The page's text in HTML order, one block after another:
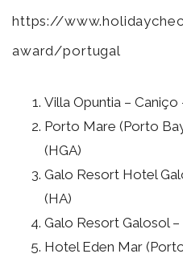
https://
award/portugal
Villa Opuntia – Caniço
Porto Mare (Porto
(HGA)
Galo Resort Hotel
(HA)
Galo Resort Galosol
Hotel Eden Mar